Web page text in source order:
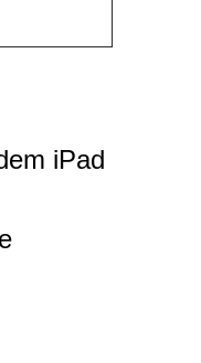
iPad